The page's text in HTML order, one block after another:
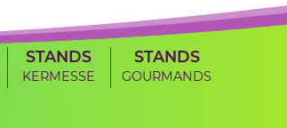
STANDS
KERMESSE
STANDS
GOURMANDS